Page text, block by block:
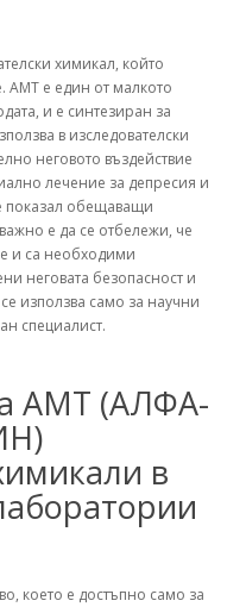
химикал, който
е един от малкото
и е синтезиран за
в изследователски
неговото въздействие
лечение за депресия и
показал обещаващи
е да се отбележи, че
и са необходими
неговата безопасност и
използва само за научни
специалист.
AMT (АЛФА-
в
което е достъпно само за